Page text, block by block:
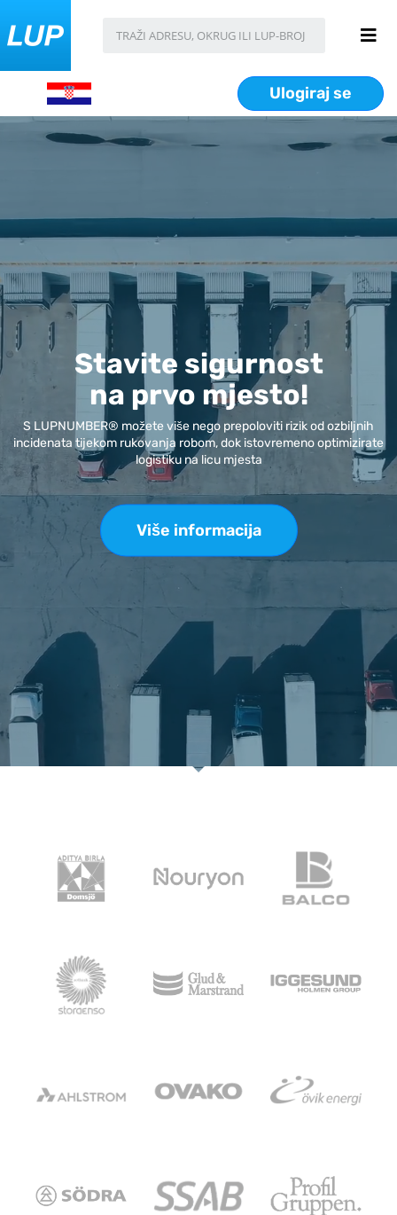
Ulogiraj se
Stavite sigurnost
na prvo mjesto!
S LUPNUMBER® možete više nego prepoloviti rizik od ozbiljnih
incidenata tijekom rukovanja robom, dok istovremeno optimizirate
logistiku na licu mjesta
Više informacija